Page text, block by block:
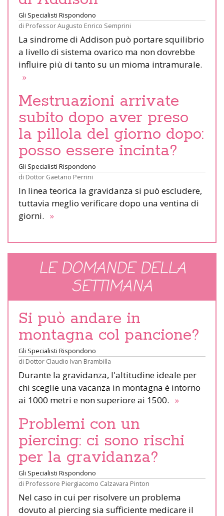
Gli Specialisti Rispondono
di Professor Augusto Enrico Semprini
La sindrome di Addison può portare squilibrio
a livello di sistema ovarico ma non dovrebbe
influire più di tanto su un mioma intramurale.
»
Mestruazioni arrivate
subito dopo aver preso
la pillola del giorno dopo:
posso essere incinta?
Gli Specialisti Rispondono
di Dottor Gaetano Perrini
In linea teorica la gravidanza si può escludere,
tuttavia meglio verificare dopo una ventina di
giorni. »
LE DOMANDE DELLA
SETTIMANA
Si può andare in
montagna col pancione?
Gli Specialisti Rispondono
di Dottor Claudio Ivan Brambilla
Durante la gravidanza, l'altitudine ideale per
chi sceglie una vacanza in montagna è intorno
ai 1000 metri e non superiore ai 1500. »
Problemi con un
piercing: ci sono rischi
per la gravidanza?
Gli Specialisti Rispondono
di Professore Piergiacomo Calzavara Pinton
Nel caso in cui per risolvere un problema
dovuto al piercing sia sufficiente medicare il